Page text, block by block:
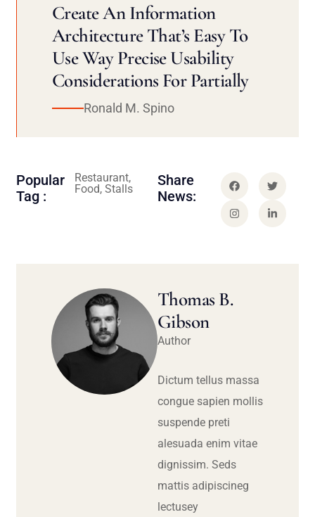
Create An Information
Architecture That’s Easy To
Use Way Precise Usability
Considerations For Partially
Ronald M. Spino
Popular
Tag :
Restaurant,
Food, Stalls
Share
News:
Thomas B.
Gibson
Author
Dictum tellus massa
congue sapien mollis
suspende preti
alesuada enim vitae
dignissim. Seds
mattis adipiscineg
lectusey